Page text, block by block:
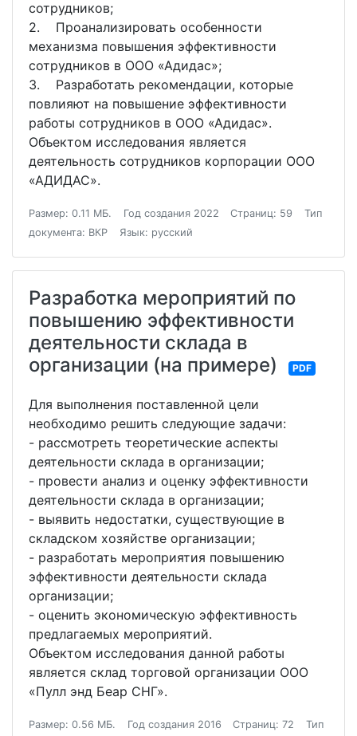
сотрудников;
2. Проанализировать особенности
механизма повышения эффективности
сотрудников в ООО «Адидас»;
3. Разработать рекомендации, которые
повлияют на повышение эффективности
работы сотрудников в ООО «Адидас».
Объектом исследования является
деятельность сотрудников корпорации ООО
«АДИДАС».
Размер: 0.11 МБ. Год создания 2022 Страниц: 59
Тип
документа: ВКР
Язык: русский
Разработка мероприятий по
повышению эффективности
деятельности склада в
организации (на примере)
PDF
Для выполнения поставленной цели
необходимо решить следующие задачи:
- рассмотреть теоретические аспекты
деятельности склада в организации;
- провести анализ и оценку эффективности
деятельности склада в организации;
- выявить недостатки, существующие в
складском хозяйстве организации;
- разработать мероприятия повышению
эффективности деятельности склада
организации;
- оценить экономическую эффективность
предлагаемых мероприятий.
Объектом исследования данной работы
является склад торговой организации ООО
«Пулл энд Беар СНГ».
Размер: 0.56 МБ. Год создания 2016 Страниц: 72
Тип